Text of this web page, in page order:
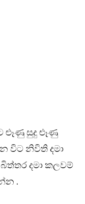
ළූණු සුදු ළූණු
විට නිවිති දමා
දමා කලවම්
.